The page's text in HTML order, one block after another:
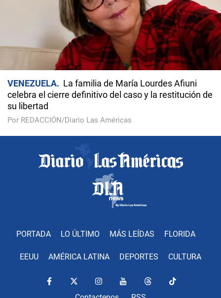
VENEZUELA
La familia de María Lourdes Afiuni
celebra el cierre definitivo del caso y la restitución de
su libertad
Por REDACCIÓN/Diario Las Américas
PORTADA LO ÚLTIMO MÁS LEÍDAS FLORIDA
EEUU AMÉRICA LATINA DEPORTES CULTURA